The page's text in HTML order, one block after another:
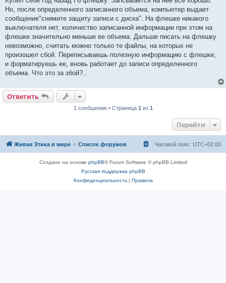
б
щ
е
и
е
Но, после определенного записанного объема, компьютер выдает
сообщение"снимите защиту записи с диска". На флешке никакого
выключателя нет, количество записанной информации при этом на
флешке значительно меньше ее объема. Дальше писать на флешку
невозможно, считать можно только те файлы, на которых не
произошел сбой. Переписываешь полезную информацию с флешки,
и форматируешь ее, вновь работает до записи определенного
объема. Что это за збой?..
Ответить
1 сообщение • Страница 1 из 1
Перейти
Живая Этика в мире Список форумов Часовой пояс: UTC+02:00
Создано на основе phpBB® Forum Software © phpBB Limited
Русская поддержка phpBB
Конфиденциальность| Правила